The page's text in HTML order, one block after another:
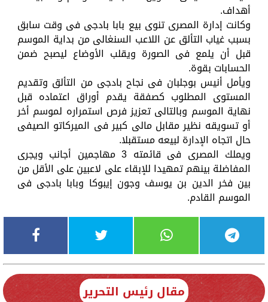
أهداف.
وكانت إدارة المصرى تنوى بيع بابا بادجى فى وقت سابق
بسبب غياب التألق عن اللاعب السنغالى من بداية الموسم
قبل أن يلمع فى الصورة ويقلب الأوضاع ليصبح ضمن
الحسابات بقوة.
ويأمل أنيس بوجلبان فى نجاح بادجى من التألق وتقديم
المستوى المطلوب كصفقة يقدم أوراق اعتماده قبل
نهاية الموسم وبالتالى تعزيز فرص استمراره لموسم أخر
أو تسويقه نظير مقابل مالى كبير فى الميركاتو الصيفى
حال اتجاه الإدارة لبيعه مستقبلا.
ويملك المصرى فى قائمته 3 مهاجمين أجانب ويجرى
المفاضلة بينهم تمهيدا للإبقاء على لاعبين على الأقل من
بين فخر الدين بن يوسف وجون إيبوكا وبابا بادجى فى
الموسم القادم.
مقال رئيس التحرير